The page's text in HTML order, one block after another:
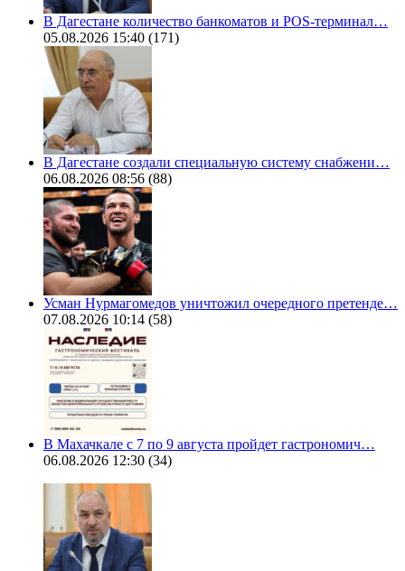
В Дагестане количество банкоматов и POS-терминал…
05.08.2026 15:40 (171)
В Дагестане создали специальную систему снабжени…
06.08.2026 08:56 (88)
Усман Нурмагомедов уничтожил очередного претенде…
07.08.2026 10:14 (58)
В Махачкале с 7 по 9 августа пройдет гастрономич…
06.08.2026 12:30 (34)